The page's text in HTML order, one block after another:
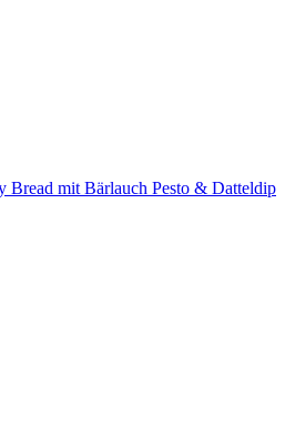
Bread mit Bärlauch Pesto & Datteldip